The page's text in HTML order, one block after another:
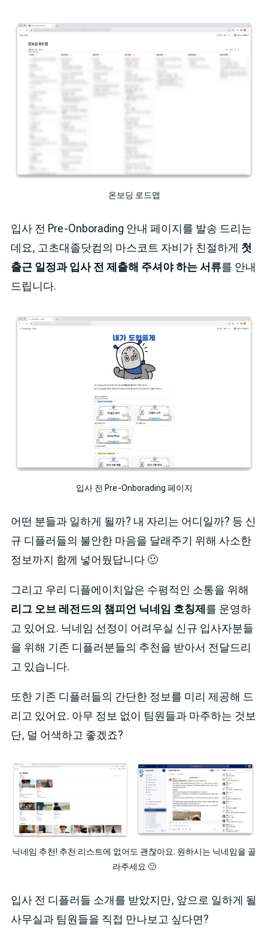
온보딩 로드맵
입사 전 Pre-Onborading 안내 페이지를 발송 드리는
데요, 고초대졸닷컴의 마스코트 자비가 친절하게 첫
출근 일정과 입사 전 제출해 주셔야 하는 서류를 안내
드립니다.
입사 전 Pre-Onborading 페이지
어떤 분들과 일하게 될까? 내 자리는 어디일까? 등 신
규 디플러들의 불안한 마음을 달래주기 위해 사소한
정보까지 함께 넣어뒀답니다 🙂
그리고 우리 디플에이치알은 수평적인 소통을 위해
리그 오브 레전드의 챔피언 닉네임 호칭제를 운영하
고 있어요. 닉네임 선정이 어려우실 신규 입사자분들
을 위해 기존 디플러분들의 추천을 받아서 전달드리
고 있습니다.
또한 기존 디플러들의 간단한 정보를 미리 제공해 드
리고 있어요. 아무 정보 없이 팀원들과 마주하는 것보
단, 덜 어색하고 좋겠죠?
닉네임 추천! 추천 리스트에 없어도 괜찮아요. 원하시는 닉네임을 골
라주세요 🙂
입사 전 디플러들 소개를 받았지만, 앞으로 일하게 될
사무실과 팀원들을 직접 만나보고 싶다면?